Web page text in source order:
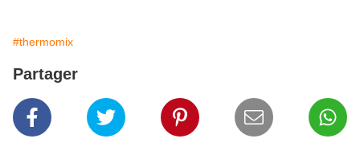
#thermomix
Partager